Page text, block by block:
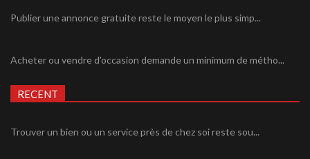
Publier une annonce gratuite reste le moyen le plus simp...
Acheter ou vendre d'occasion demande un minimum de métho...
RECENT
Trouver un bien ou un service près de chez soi reste sou...